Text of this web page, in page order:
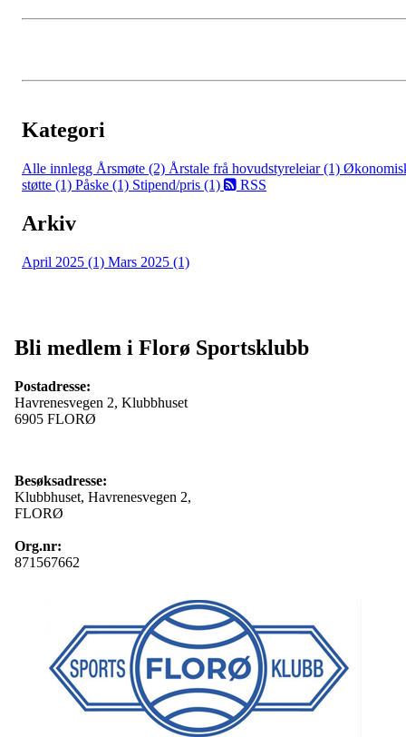
Kategori
Alle innlegg Årsmøte (2) Årstale frå hovudstyreleiar (1)
støtte (1) Påske (1) Stipend/pris (1) RSS
Arkiv
April 2025 (1) Mars 2025 (1)
Bli medlem i Florø Sportsklubb
Postadresse:
Havrenesvegen 2, Klubbhuset
6905 FLORØ
Besøksadresse:
Klubbhuset, Havrenesvegen 2,
FLORØ
Org.nr:
871567662